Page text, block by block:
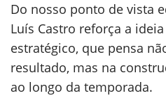
Do nosso ponto de vista
Luís Castro reforça a
estratégico, que pensa
resultado, mas na
ao longo da temporada.